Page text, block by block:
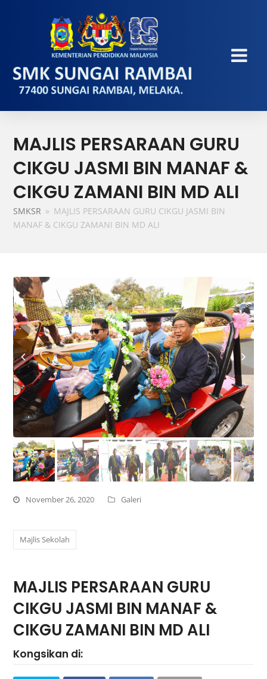
MAJLIS PERSARAAN GURU
CIKGU JASMI BIN MANAF &
CIKGU ZAMANI BIN MD ALI
SMKSR » MAJLIS PERSARAAN GURU CIKGU JASMI BIN
MANAF & CIKGU ZAMANI BIN MD ALI
November 26, 2020 Galeri
Majlis Sekolah
MAJLIS PERSARAAN GURU
CIKGU JASMI BIN MANAF &
CIKGU ZAMANI BIN MD ALI
Kongsikan di: